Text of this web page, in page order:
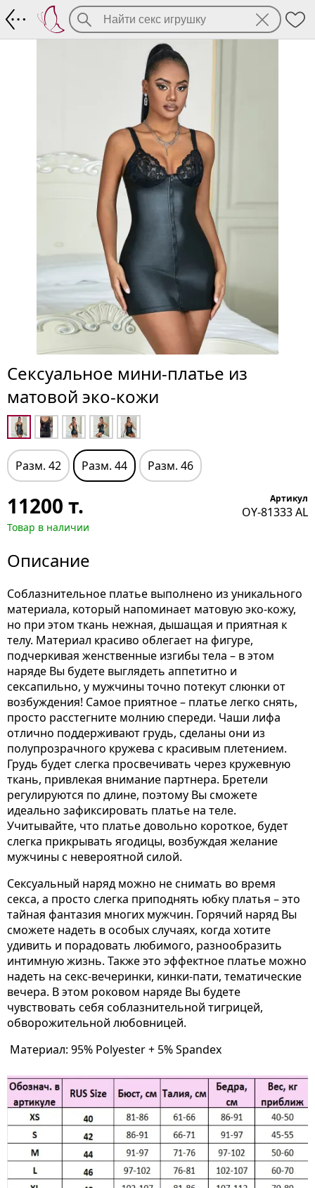
Сексуальное мини-платье из
матовой эко-кожи
Разм. 42 Разм. 44 Разм. 46
11200 т.
Товар в наличии
Артикул
OY-81333 AL
Описание
Соблазнительное платье выполнено из уникального
материала, который напоминает матовую эко-кожу,
но при этом ткань нежная, дышащая и приятная к
телу. Материал красиво облегает на фигуре,
подчеркивая женственные изгибы тела – в этом
наряде Вы будете выглядеть аппетитно и
сексапильно, у мужчины точно потекут слюнки от
возбуждения! Самое приятное – платье легко снять,
просто расстегните молнию спереди. Чаши лифа
отлично поддерживают грудь, сделаны они из
полупрозрачного кружева с красивым плетением.
Грудь будет слегка просвечивать через кружевную
ткань, привлекая внимание партнера. Бретели
регулируются по длине, поэтому Вы сможете
идеально зафиксировать платье на теле.
Учитывайте, что платье довольно короткое, будет
слегка прикрывать ягодицы, возбуждая желание
мужчины с невероятной силой.
Сексуальный наряд можно не снимать во время
секса, а просто слегка приподнять юбку платья – это
тайная фантазия многих мужчин. Горячий наряд Вы
сможете надеть в особых случаях, когда хотите
удивить и порадовать любимого, разнообразить
интимную жизнь. Также это эффектное платье можно
надеть на секс-вечеринки, кинки-пати, тематические
вечера. В этом роковом наряде Вы будете
чувствовать себя соблазнительной тигрицей,
обворожительной любовницей.
Материал: 95% Polyester + 5% Spandex
Сексуальное мини-платье из матовой